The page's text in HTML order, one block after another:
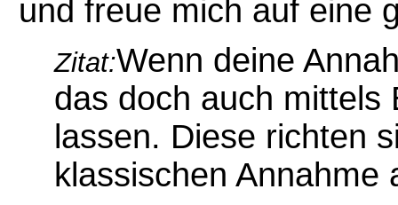
und freue mich auf eine
Zitat:Wenn deine
das doch auch mittels
lassen. Diese richten
klassischen Annahme